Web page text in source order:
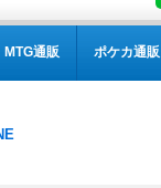
MTG通販 ポケカ通販